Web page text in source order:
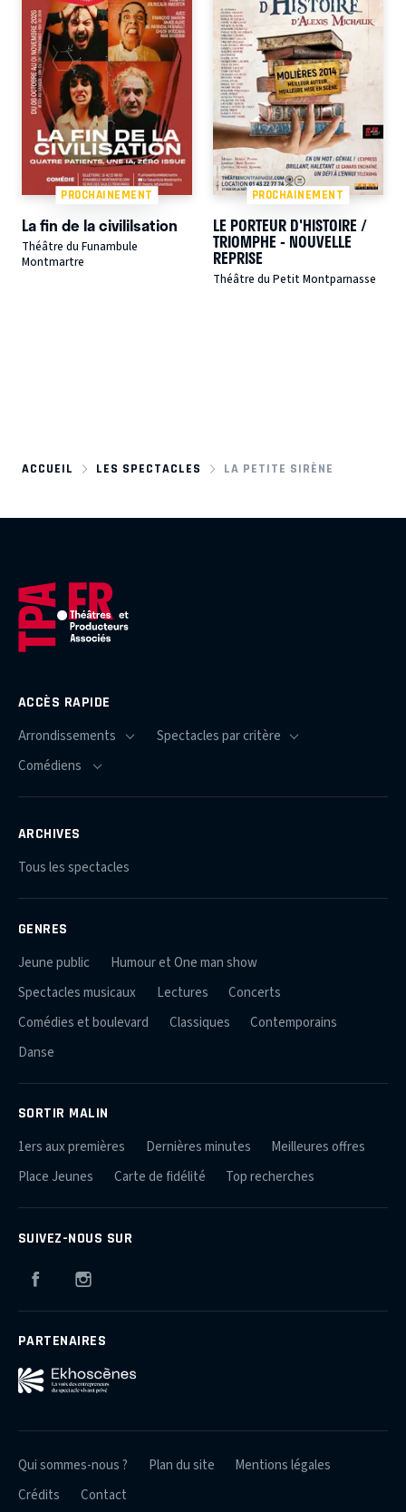
PROCHAINEMENT
La fin de la civililsation
Théâtre du Funambule
Montmartre
PROCHAINEMENT
LE PORTEUR D'HISTOIRE /
TRIOMPHE - NOUVELLE
REPRISE
Théâtre du Petit Montparnasse
ACCUEIL LES SPECTACLES LA PETITE SIRÈNE
ACCÈS RAPIDE
ARCHIVES
Tous les spectacles
GENRES
Jeune public
Humour et One man show
Spectacles musicaux
Lectures
Concerts
Comédies et boulevard
Classiques
Contemporains
Danse
SORTIR MALIN
1ers aux premières Dernières minutes
Meilleures offres
Place Jeunes
Carte de fidélité Top recherches
SUIVEZ-NOUS SUR
Facebook
PARTENAIRES
Qui sommes-nous ? Plan du site
Mentions légales
Crédits
Contact